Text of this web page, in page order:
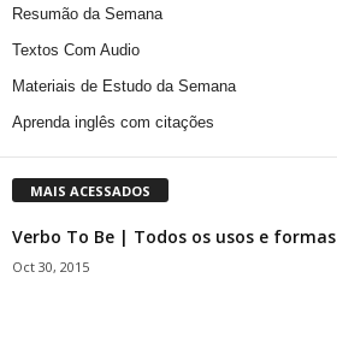
Resumão da Semana
Textos Com Audio
Materiais de Estudo da Semana
Aprenda inglês com citações
MAIS ACESSADOS
Verbo To Be | Todos os usos e formas
Oct 30, 2015